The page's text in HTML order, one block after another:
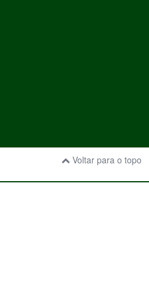
Voltar para o topo